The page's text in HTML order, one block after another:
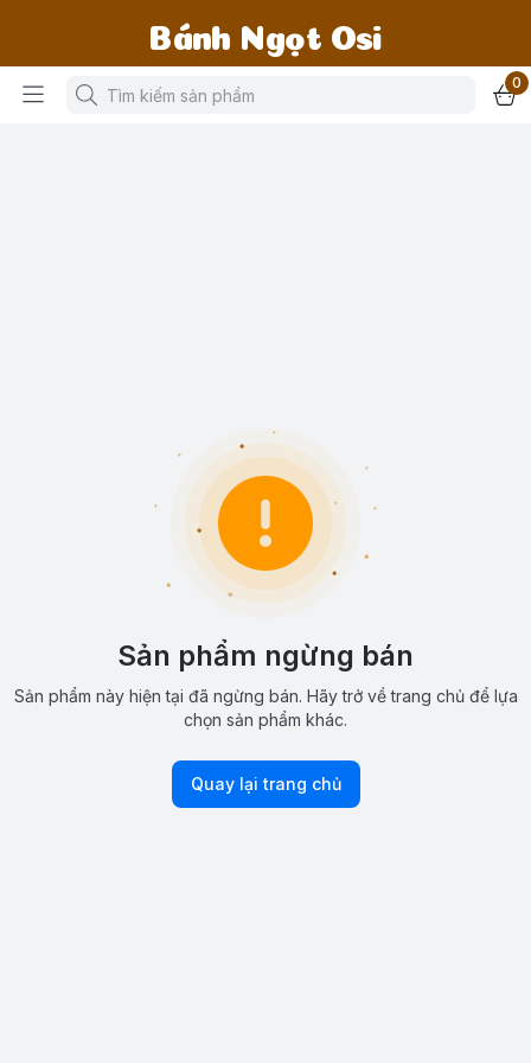
Bánh Ngọt Osi
0
Sản phẩm ngừng bán
Sản phẩm này hiện tại đã ngừng bán. Hãy trở về trang chủ để lựa
chọn sản phẩm khác.
Quay lại trang chủ